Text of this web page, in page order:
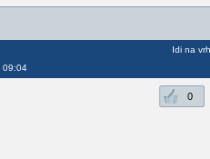
09:04
Idi na vrh
0